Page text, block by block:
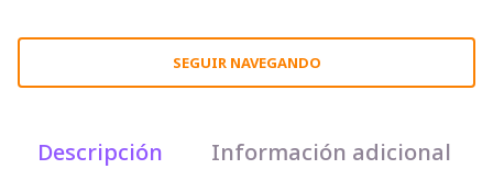
SEGUIR NAVEGANDO
Descripción Información adicional